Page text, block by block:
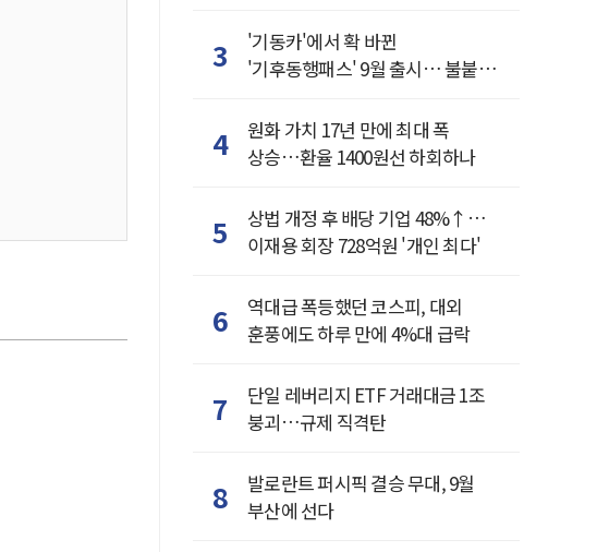
3
'기동카'에서 확 바뀐
'기후동행패스' 9월 출시… 불붙은
4
원화 가치 17년 만에 최대 폭
상승…환율 1400원선 하회하나
5
상법 개정 후 배당 기업 48%↑…
이재용 회장 728억원 '개인 최다'
6
역대급 폭등했던 코스피, 대외
훈풍에도 하루 만에 4%대 급락
7
단일 레버리지 ETF 거래대금 1조
붕괴…규제 직격탄
8
발로란트 퍼시픽 결승 무대, 9월
부산에 선다